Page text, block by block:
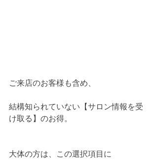
ご来店のお客様も含め、
結構知られていない【サロン情報を受
け取る】のお得。
大体の方は、この選択項目に